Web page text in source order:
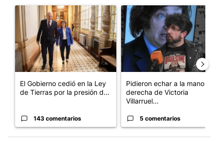
Un artículo de tendencia con el título "El Gobierno cedió en
El Gobierno cedió en la Ley
de Tierras por la presión d...
143 comentarios
Un artículo de tendencia con
Pidieron echar a la mano
derecha de Victoria
Villarruel...
5 comentarios